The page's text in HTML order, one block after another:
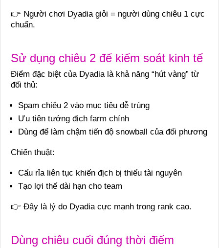
👉 Người chơi Dyadia giỏi = người dùng chiêu 1 cực
chuẩn.
Sử dụng chiêu 2 để kiểm soát kinh tế
Điểm đặc biệt của Dyadia là khả năng “hút vàng” từ
đối thủ:
Spam chiêu 2 vào mục tiêu dễ trúng
Ưu tiên tướng địch farm chính
Dùng để làm chậm tiến độ snowball của đối phương
Chiến thuật:
Cấu rỉa liên tục khiến địch bị thiếu tài nguyên
Tạo lợi thế dài hạn cho team
👉 Đây là lý do Dyadia cực mạnh trong rank cao.
Dùng chiêu cuối đúng thời điểm